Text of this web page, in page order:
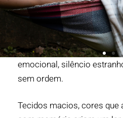
Casa amada é aquela que
emocional, silêncio
sem ordem.
Tecidos macios, cores que